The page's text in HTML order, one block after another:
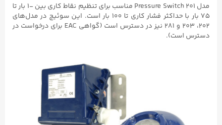
مدل ۲۰۱ Pressure Switch مناسب برای تنظیم نقاط کاری بین -۱ بار تا
۷۵ بار با حداکثر فشار کاری تا ۱۰۰ بار است. این سوئیچ در مدل‌های
۲۰۲، ۲۰۳ و ۲۸۱ نیز در دسترس است (گواهی EAC برای درخواست در
دسترس است).